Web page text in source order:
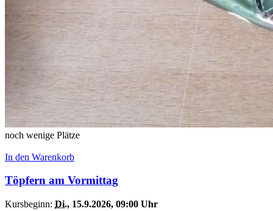
noch wenige Plätze
In den Warenkorb
Töpfern am Vormittag
Kursbeginn: Di., 15.9.2026, 09:00 Uhr